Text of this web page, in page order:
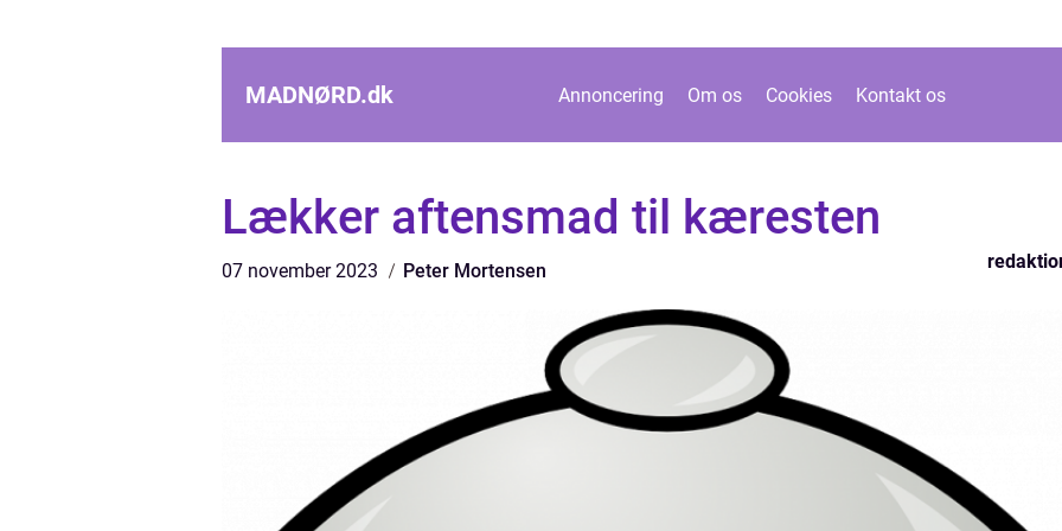
MADNØRD.dk Annoncering Om os Cookies Kontakt os
Lækker aftensmad til kæresten
07 november 2023 Peter Mortensen